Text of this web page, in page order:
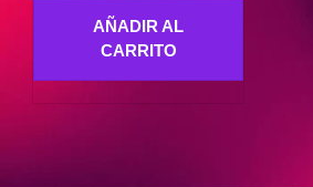
AÑADIR AL
CARRITO